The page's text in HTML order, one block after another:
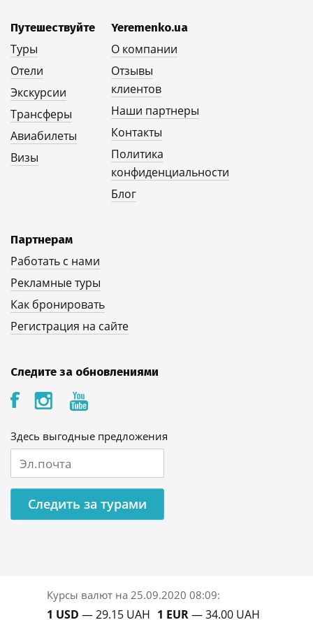
Путешествуйте
Туры
Отели
Экскурсии
Трансферы
Авиабилеты
Визы
Yeremenko.ua
О компании
Отзывы
клиентов
Наши партнеры
Контакты
Политика
конфиденциальности
Блог
Партнерам
Работать с нами
Рекламные туры
Как бронировать
Регистрация на сайте
Следите за обновлениями
Здесь выгодные предложения
Следить за турами
Курсы валют на 25.09.2020 08:09:
1 USD — 29.15 UAH 1 EUR— 34.00 UAH